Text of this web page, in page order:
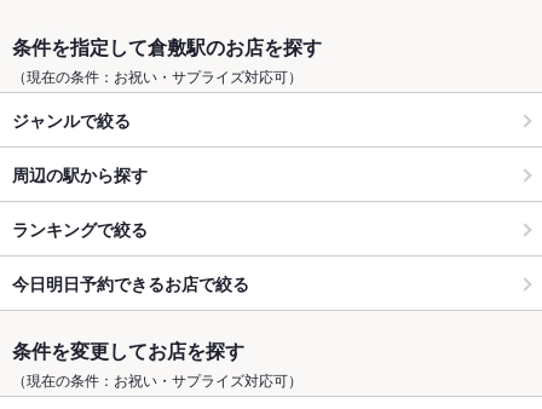
条件を指定して倉敷駅のお店を探す
（現在の条件：お祝い・サプライズ対応可）
ジャンルで絞る
周辺の駅から探す
ランキングで絞る
今日明日予約できるお店で絞る
条件を変更してお店を探す
（現在の条件：お祝い・サプライズ対応可）